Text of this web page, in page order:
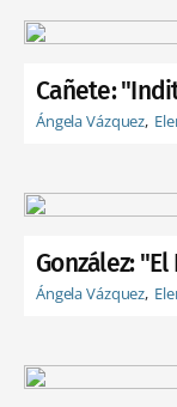
Cañete:
Ángela Vázquez
González:
Ángela Vázquez